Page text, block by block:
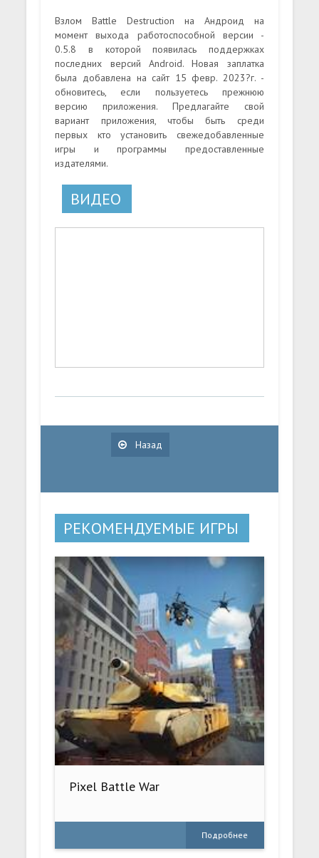
Взлом Battle Destruction на Андроид на
момент выхода работоспособной версии -
0.5.8 в которой появилась поддержках
последних версий Android. Новая заплатка
была добавлена на сайт 15 февр. 2023?г. -
обновитесь, если пользуетесь прежнюю
версию приложения. Предлагайте свой
вариант приложения, чтобы быть среди
первых кто установить свежедобавленные
игры и программы предоставленные
издателями.
ВИДЕО
Назад
РЕКОМЕНДУЕМЫЕ ИГРЫ
Pixel Battle War
Подробнее